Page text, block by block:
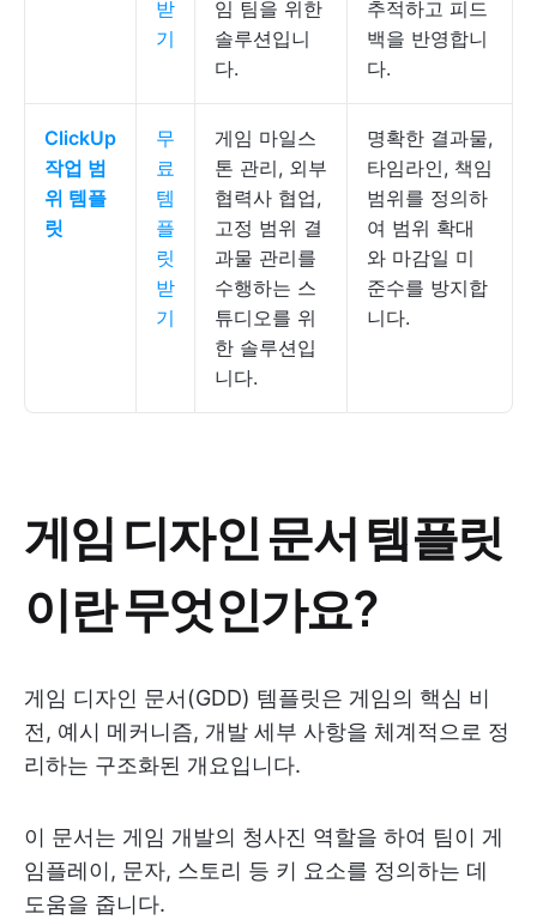
받
기
임 팀을 위한
솔루션입니
다.
추적하고 피드
백을 반영합니
다.
ClickUp
작업 범
위 템플
릿
무
료
템
플
릿
받
기
게임 마일스
톤 관리, 외부
협력사 협업,
고정 범위 결
과물 관리를
수행하는 스
튜디오를 위
한 솔루션입
니다.
명확한 결과물,
타임라인, 책임
범위를 정의하
여 범위 확대
와 마감일 미
준수를 방지합
니다.
게임 디자인 문서 템플릿
이란 무엇인가요?
게임 디자인 문서(GDD) 템플릿은 게임의 핵심 비
전, 예시 메커니즘, 개발 세부 사항을 체계적으로 정
리하는 구조화된 개요입니다.
이 문서는 게임 개발의 청사진 역할을 하여 팀이 게
임플레이, 문자, 스토리 등 키 요소를 정의하는 데
도움을 줍니다.